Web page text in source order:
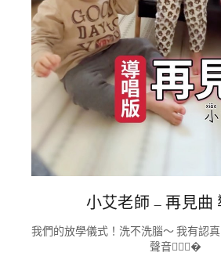
小艾老師 – 再見曲
我們的放學儀式！洗不洗腦～ 我有認
聲音🤷🏼‍♀�